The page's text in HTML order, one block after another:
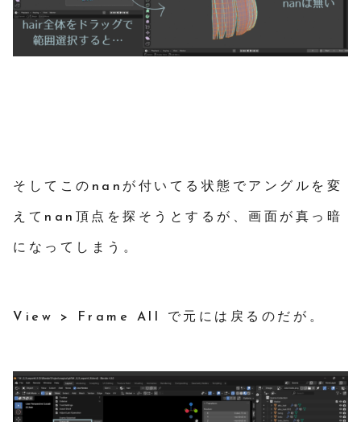
そしてこのnanが付いてる状態でアングルを変
えてnan頂点を探そうとするが、画面が真っ暗
になってしまう。
View > Frame All で元には戻るのだが。